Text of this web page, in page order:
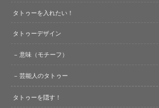
タトゥーを入れたい！
タトゥーデザイン
意味（モチーフ）
芸能人のタトゥー
タトゥーを隠す！